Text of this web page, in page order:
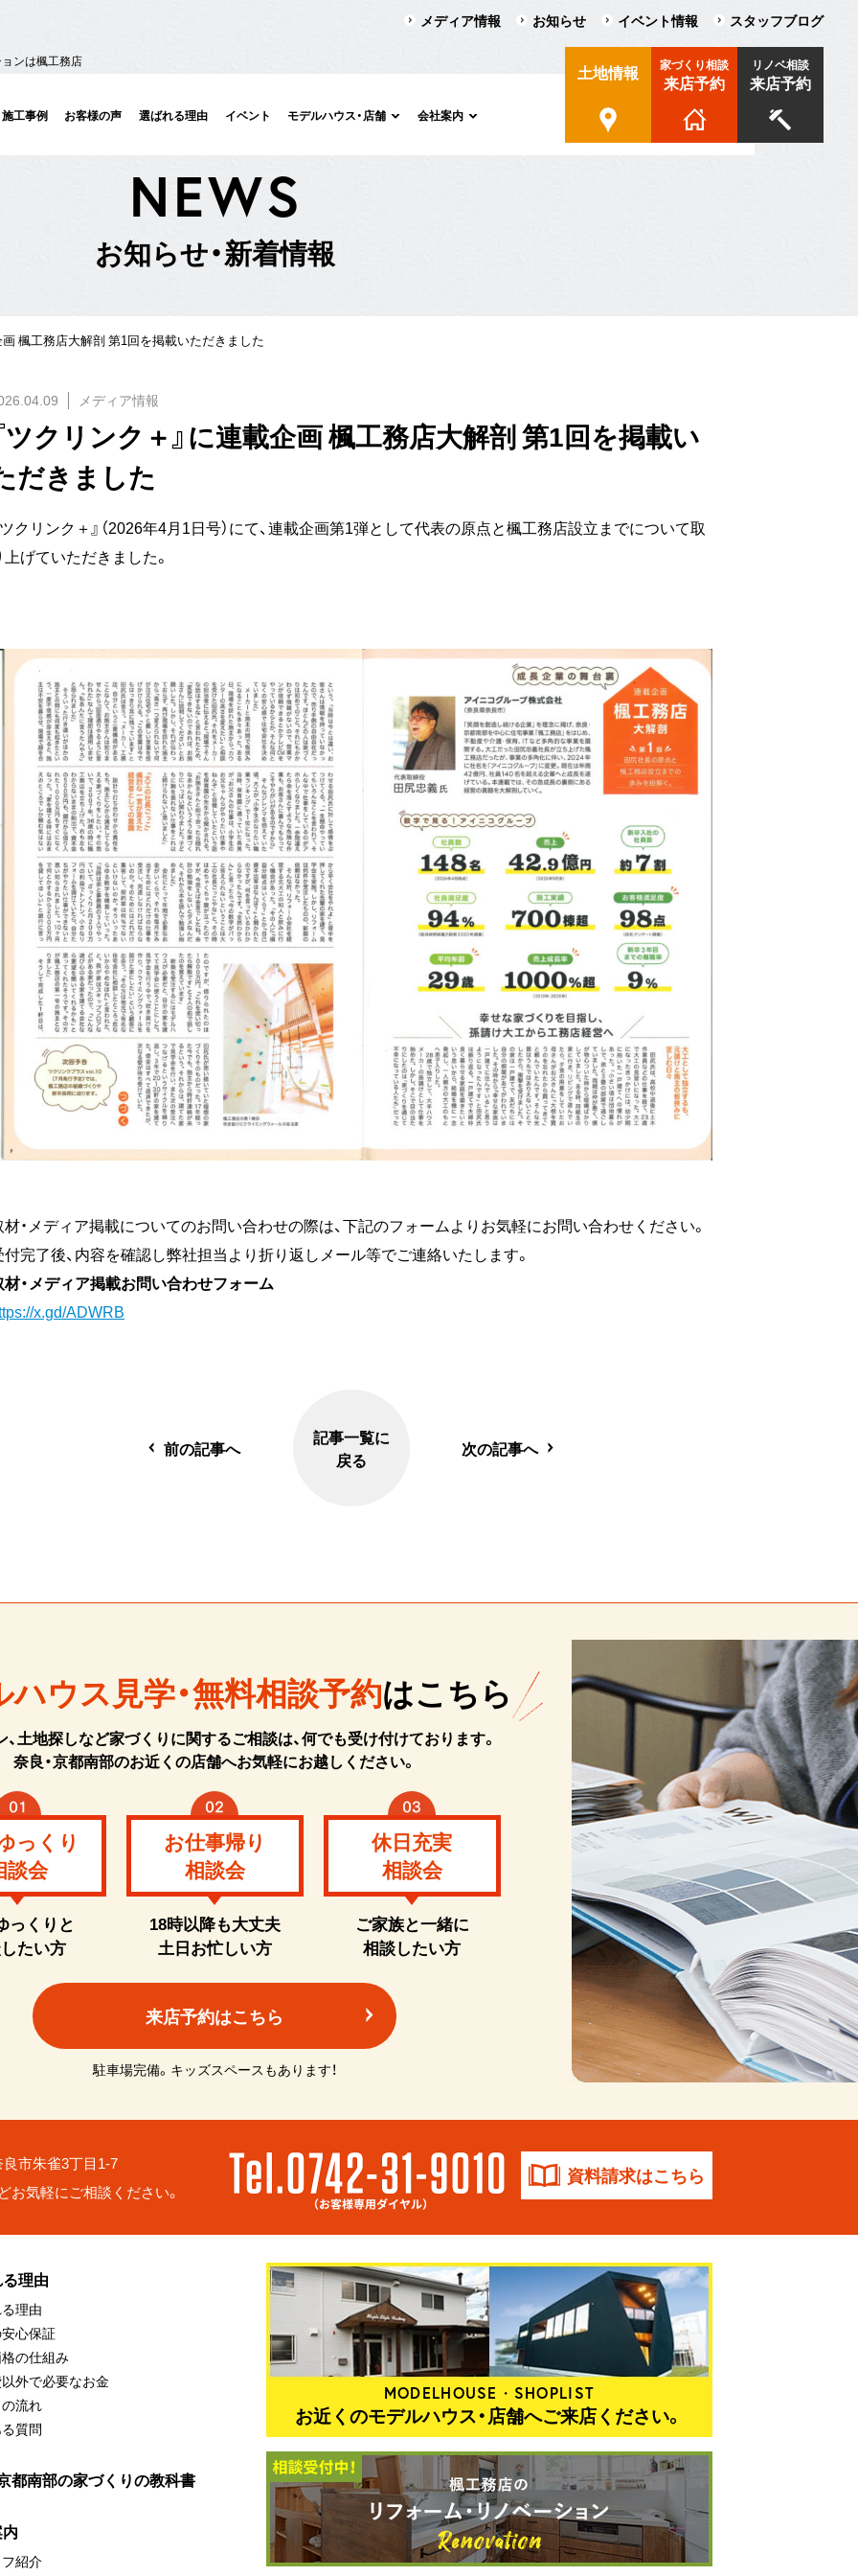
ョンは楓工務店
施工事例 お客様の声 選ばれる理由 イベント モデルハウス・店舗 会社案内
土地情報 家づくり相談
来店予約
リノベ相談
来店予約
メディア情報 お知らせ イベント情報 スタッフブログ
NEWS
お知らせ・新着情報
画 楓工務店大解剖 第1回を掲載いただきました
メディア情報
ツクリンク＋』に連載企画 楓工務店大解剖 第1回を掲載い
だきました
ツクリンク＋』（2026年4月1日号）にて、連載企画第1弾として代表の原点と楓工務店設立までについて取
げていただきました。
材・メディア掲載についてのお問い合わせの際は、下記のフォームよりお気軽にお問い合わせください。
付完了後、内容を確認し弊社担当より折り返しメール等でご連絡いたします。
材・メディア掲載お問い合わせフォーム
x.gd/ADWRB
前の記事へ
記事一覧に
戻る
次の記事へ
ウス見学・無料相談予約はこちら
、土地探しなど家づくりに関するご相談は、何でも受け付けております。
奈良・京都南部のお近くの店舗へお気軽にお越しください。
っくり
談会
っくりと
たい方
お仕事帰り
相談会
18時以降も大丈夫
土日お忙しい方
休日充実
相談会
ご家族と一緒に
相談したい方
来店予約はこちら
駐車場完備。キッズスペースもあります！
市朱雀3丁目1-7
お気軽にご相談ください。
資料請求はこちら
理由
理由
心保証
の仕組み
外で必要なお金
流れ
質問
都南部の家づくりの教科書
紹介
MODELHOUSE・SHOPLIST
お近くのモデルハウス・店舗へご来店ください。